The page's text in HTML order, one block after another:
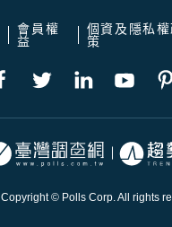
會員權
益
個資及隱私權
策
Copyright © Polls Corp. All rights